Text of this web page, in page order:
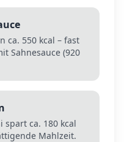
ca. 550 kcal – fast
Sahnesauce (920
spart ca. 180 kcal
Mahlzeit.